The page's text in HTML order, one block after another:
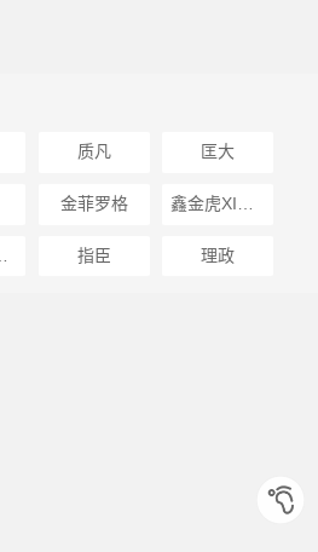
质凡 匡大
金菲罗格
指臣 理政